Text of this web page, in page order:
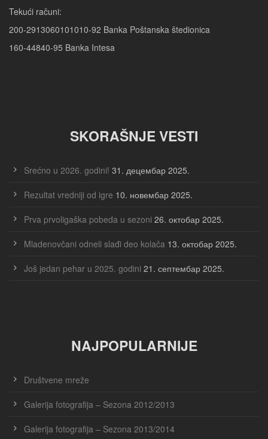
Tekući računi:
200-2913060101010-92 Banka Poštanska štedionica
160-44840-95 Banka Intesa
SKORAŠNJE VESTI
Srećno u 2026. godini! 31. децембар 2025.
Rezultat vredniji od igre 10. новембар 2025.
Prva prvoligaška pobeda u sezoni 26. октобар 2025.
Mladenovčani odneli slađi deo kolača 13. октобар 2025.
Još jedan pehar u 2025. godini 21. септембар 2025.
NAJPOPULARNIJE
Društvene mreže
Galerija fotografija – Sezona 2012/2013
Galerija fotografija – Sezona 2013/2014